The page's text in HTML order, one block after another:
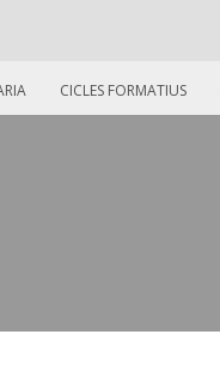
CICLES FORMATIUS